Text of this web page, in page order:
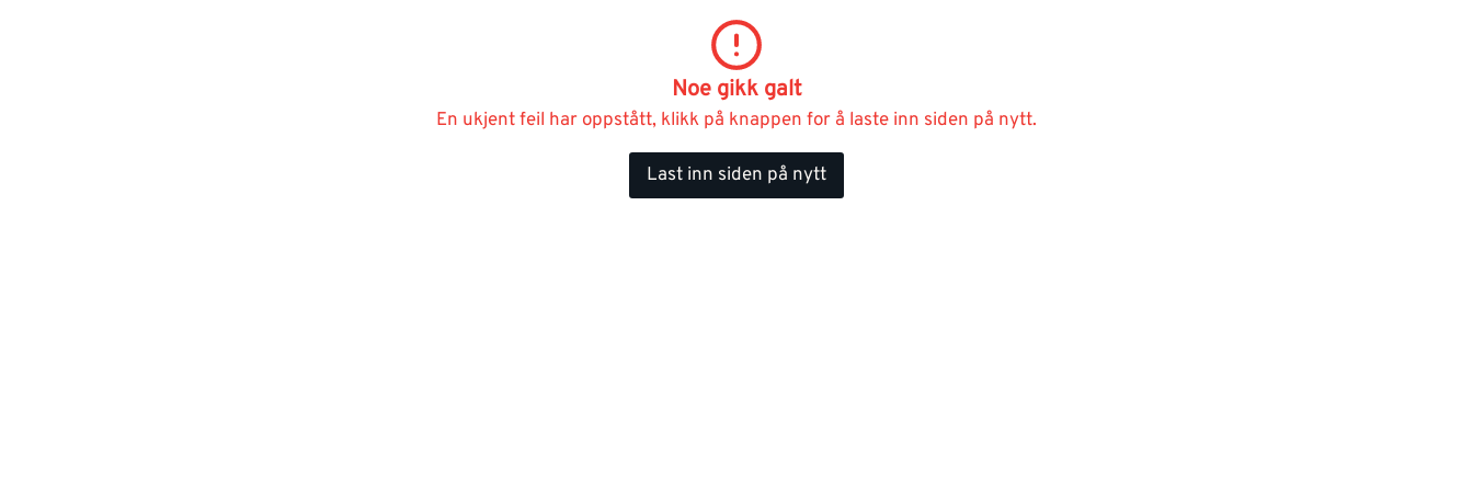
Noe gikk galt
En ukjent feil har oppstått, klikk på knappen for å laste inn siden på nytt.
Last inn siden på nytt